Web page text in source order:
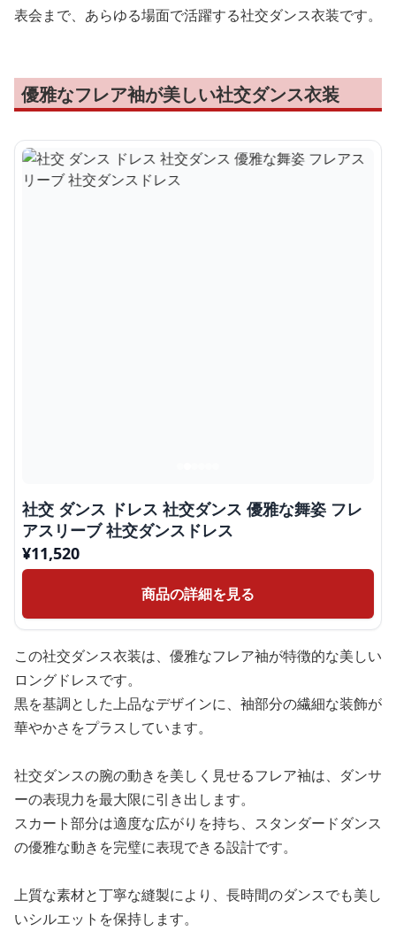
表会まで、あらゆる場面で活躍する社交ダンス衣装です。
優雅なフレア袖が美しい社交ダンス衣装
社交 ダンス ドレス 社交ダンス 優雅な舞姿 フレ
アスリーブ 社交ダンスドレス
¥11,520
商品の詳細を見る
この社交ダンス衣装は、優雅なフレア袖が特徴的な美しい
ロングドレスです。
黒を基調とした上品なデザインに、袖部分の繊細な装飾が
華やかさをプラスしています。
社交ダンスの腕の動きを美しく見せるフレア袖は、ダンサ
ーの表現力を最大限に引き出します。
スカート部分は適度な広がりを持ち、スタンダードダンス
の優雅な動きを完璧に表現できる設計です。
上質な素材と丁寧な縫製により、長時間のダンスでも美し
いシルエットを保持します。